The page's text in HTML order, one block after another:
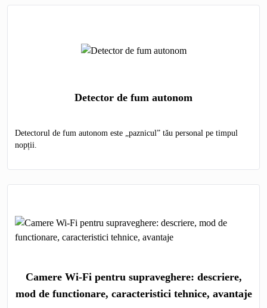
Detector de fum autonom
Detectorul de fum autonom este „paznicul” tău personal pe timpul
nopții.
Camere Wi-Fi pentru supraveghere: descriere,
mod de functionare, caracteristici tehnice, avantaje